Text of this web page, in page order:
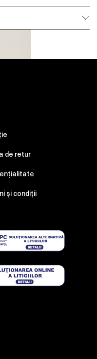
de retur
și condiții